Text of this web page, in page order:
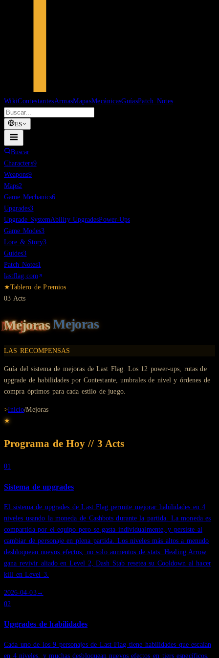
WikiContestantesArmasMapasMecánicasGuíasPatch Notes
ES
Buscar
Characters9
Weapons9
Maps2
Game Mechanics6
Upgrades3
Upgrade SystemAbility UpgradesPower-Ups
Game Modes3
Lore & Story3
Guides3
Patch Notes1
lastflag.com
★Tablero de Premios
03 Acts
Mejoras
LAS RECOMPENSAS
Guía del sistema de mejoras de Last Flag. Los 12 power-ups, rutas de
upgrade de habilidades por Contestante, umbrales de nivel y órdenes de
compra óptimos para cada estilo de juego.
>Inicio/Mejoras
★
Programa de Hoy// 3 Acts
01
Sistema de upgrades
El sistema de upgrades de Last Flag permite mejorar habilidades en 4
niveles usando la moneda de Cashbots durante la partida. La moneda es
compartida por el equipo pero se gasta individualmente, y persiste al
cambiar de personaje en plena partida. Los niveles más altos a menudo
desbloquean nuevos efectos, no solo aumentos de stats: Healing Arrow
gana revivir aliado en Level 2, Dash Stab resetea su Cooldown al hacer
kill en Level 3.
2026-04-03→
02
Upgrades de habilidades
Cada uno de los 9 personajes de Last Flag tiene habilidades que escalan
en 4 niveles, y muchas desbloquean nuevos efectos en tiers específicos.